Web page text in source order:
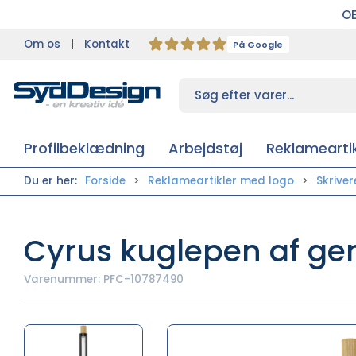
Om os Kontakt På Google
Profilbeklædning Arbejdstøj
Du er her: Forside Reklameartikler med logo
Cyrus kuglepen af
Varenummer: PFC-10787490